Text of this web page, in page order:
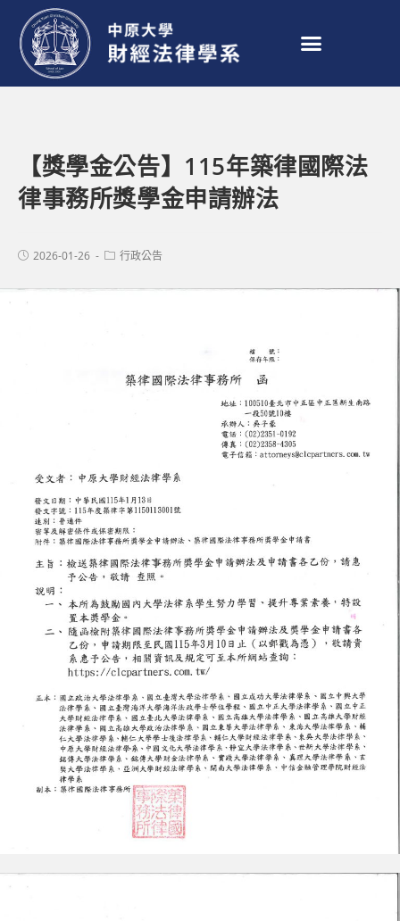
【獎學金公告】115年築律國際法
律事務所獎學金申請辦法
2026-01-26 行政公告